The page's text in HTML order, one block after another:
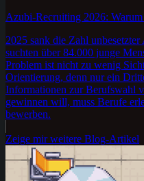
Azubi-Recruiting 2026:
2025 sank die Zahl
suchten über 84.000 junge
Problem ist nicht zu wenig
Orientierung, denn nur ein
Informationen zur Berufswahl
gewinnen will, muss Berufe
bewerben.
Zeige mir weitere Blog-Artikel